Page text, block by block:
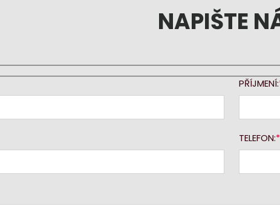
NAPIŠTE
PŘÍJMENÍ:
TELEFON: